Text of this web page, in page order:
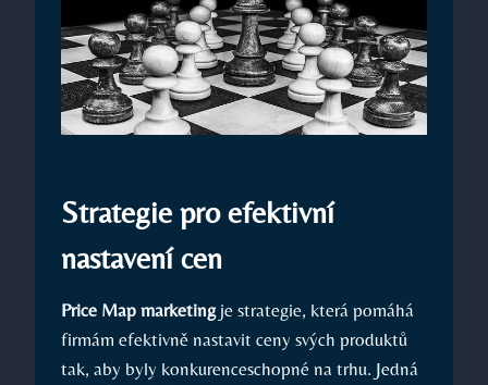
Strategie pro efektivní
nastavení cen
Price Map marketingje strategie, která pomáhá
firmám efektivně nastavit ceny svých produktů
tak, aby byly konkurenceschopné na trhu. Jedná